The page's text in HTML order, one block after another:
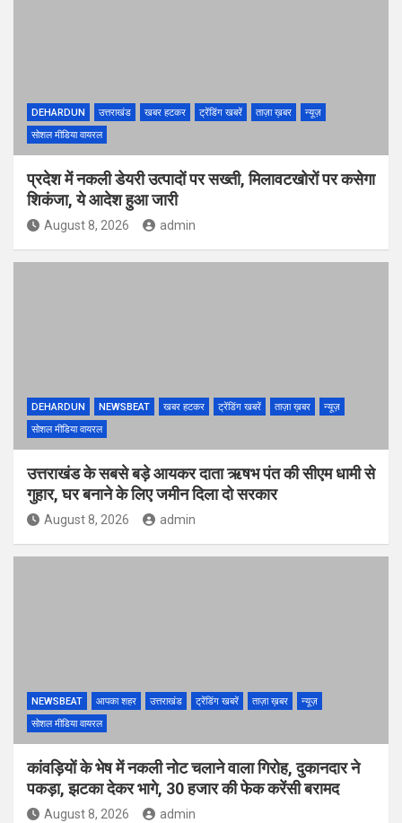
DEHARDUN उत्तराखंड खबर हटकर ट्रेंडिंग खबरें ताज़ा ख़बर
न्यूज़
सोशल मीडिया वायरल
प्रदेश में नकली डेयरी उत्पादों पर सख्ती, मिलावटखोरों पर कसेगा
शिकंजा, ये आदेश हुआ जारी
August 8, 2026 admin
DEHARDUN NEWSBEAT खबर हटकर ट्रेंडिंग खबरें ताज़ा ख़बर
न्यूज़
सोशल मीडिया वायरल
उत्तराखंड के सबसे बड़े आयकर दाता ऋषभ पंत की सीएम धामी से
गुहार, घर बनाने के लिए जमीन दिला दो सरकार
August 8, 2026 admin
NEWSBEAT आपका शहर उत्तराखंड ट्रेंडिंग खबरें ताज़ा ख़बर
न्यूज़
सोशल मीडिया वायरल
कांवड़ियों के भेष में नकली नोट चलाने वाला गिरोह, दुकानदार ने
पकड़ा, झटका देकर भागे, 30 हजार की फेक करेंसी बरामद
August 8, 2026 admin